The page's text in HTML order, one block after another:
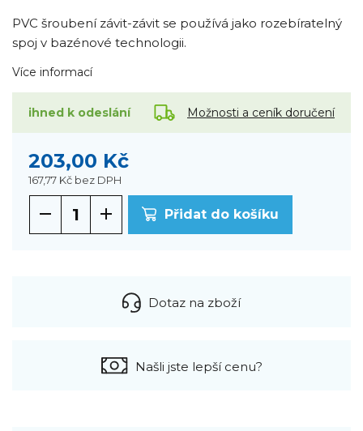
PVC šroubení závit-závit se používá jako rozebíratelný
spoj v bazénové technologii.
Více informací
ihned k odeslání Možnosti a ceník doručení
203,00 Kč
167,77 Kč bez DPH
Přidat do košíku
Dotaz na zboží
Našli jste lepší cenu?